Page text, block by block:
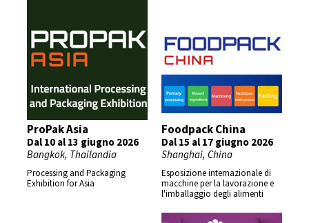
ProPak Asia
Dal 10 al 13 giugno 2026
Bangkok, Thailandia
Processing and Packaging
Exhibition for Asia
Foodpack China
Dal 15 al 17 giugno 2026
Shanghai, China
Esposizione internazionale di
macchine per la lavorazione e
l'imballaggio degli alimenti